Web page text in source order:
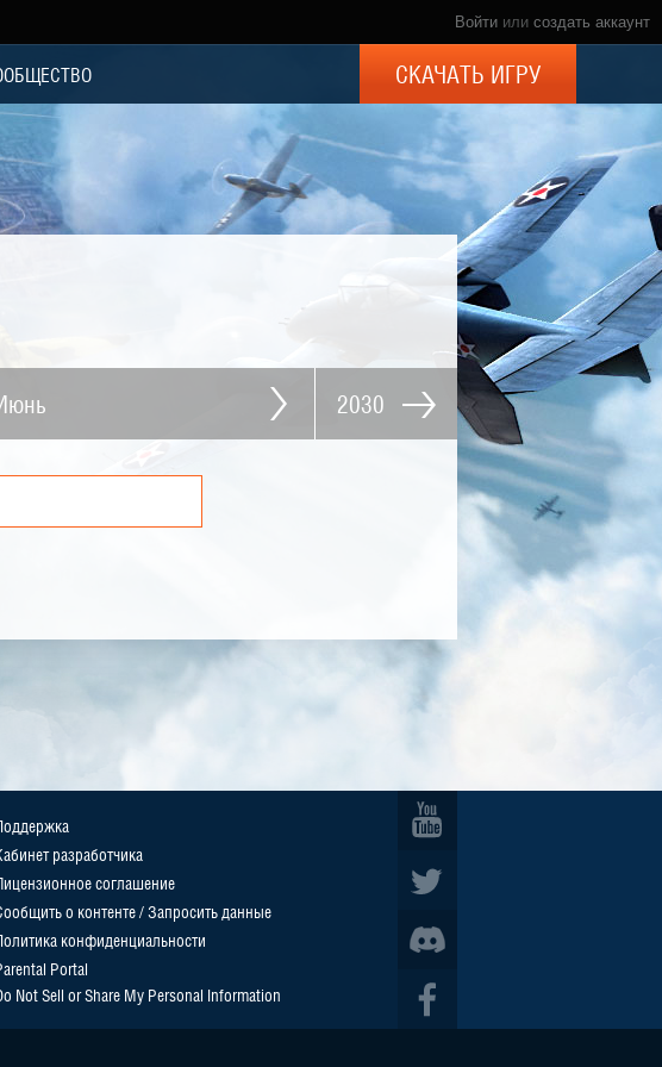
Войти или создать аккаунт
СКАЧАТЬ ИГРУ
2030
разработчика
соглашение
о контенте / Запросить данные
конфиденциальности
Portal
Not Sell or Share My Personal Information